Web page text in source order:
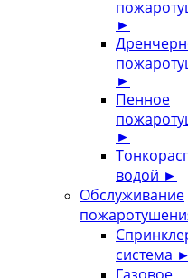
►
►
Пенное
►
водой ►
Обслуживание
система ►